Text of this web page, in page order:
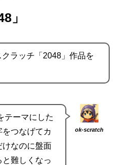
」
クラッチ「2048」作品を
ok-scratch
テーマにした
つなげてカ
けなのに盤面
難しくなっ